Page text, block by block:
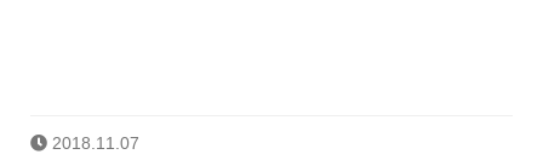
2018.11.07